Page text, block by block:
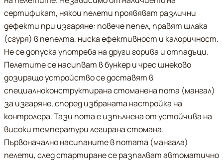
сертификат, някои пелети проявяват различни
дефекти при изгаряне: повече пепел, правят шлака
(сгуря) в пепелта, ниска ефективност и калоричност.
Не се допуска употреба на други горива и отпадъци.
Пелетите се насипват в бункер и чрес шнеково
дозиращо устройство се доставят в
специалноконструктирана стоманена пота (мангал)
за изгаряне, според избраната настройка на
контролера. Тази пота е изпълнена от устойчива на
високи температури легирана стомана.
Първоначално насипаните в потата (мангала)
пелети, след стартиране се разпалват автоматично